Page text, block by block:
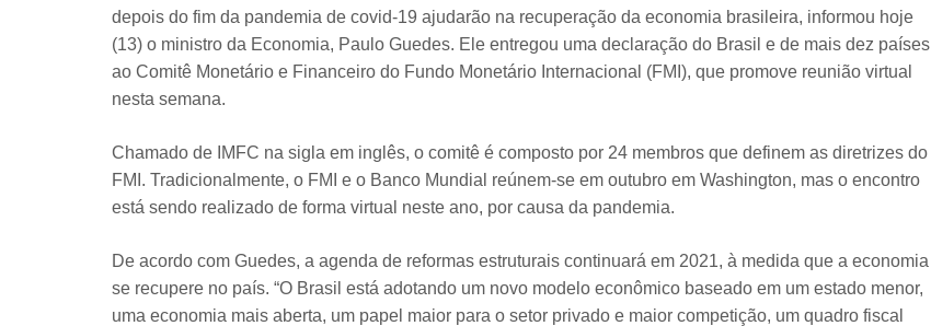
depois do fim da pandemia de covid-19 ajudarão na recuperação da economia brasileira, informou hoje
(13) o ministro da Economia, Paulo Guedes. Ele entregou uma declaração do Brasil e de mais dez países
ao Comitê Monetário e Financeiro do Fundo Monetário Internacional (FMI), que promove reunião virtual
nesta semana.
Chamado de IMFC na sigla em inglês, o comitê é composto por 24 membros que definem as diretrizes do
FMI. Tradicionalmente, o FMI e o Banco Mundial reúnem-se em outubro em Washington, mas o encontro
está sendo realizado de forma virtual neste ano, por causa da pandemia.
De acordo com Guedes, a agenda de reformas estruturais continuará em 2021, à medida que a economia
se recupere no país. “O Brasil está adotando um novo modelo econômico baseado em um estado menor,
uma economia mais aberta, um papel maior para o setor privado e maior competição, um quadro fiscal